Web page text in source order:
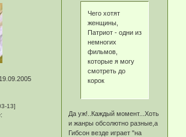
13]
Чего хотят
женщины,
Патриот - одни из
немногих
фильмов,
которые я могу
смотреть до
корок
Да уж!..Каждый момент...Хоть
и жанры обсолютно разные,а
Гибсон везде играет "на